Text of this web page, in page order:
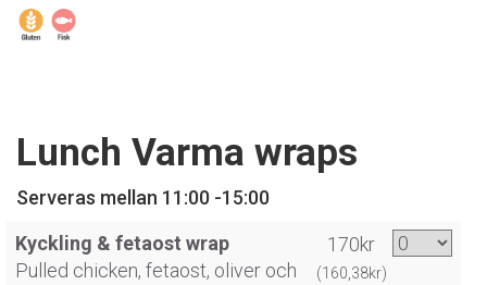
Lunch Varma wraps
Serveras mellan 11:00 -15:00
Kyckling & fetaost wrap
Pulled chicken, fetaost, oliver och
170kr
(160,38kr)